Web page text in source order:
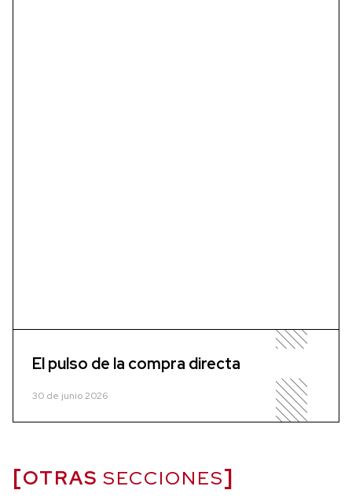
El pulso de la compra directa
30 de junio 2026
OTRAS SECCIONES